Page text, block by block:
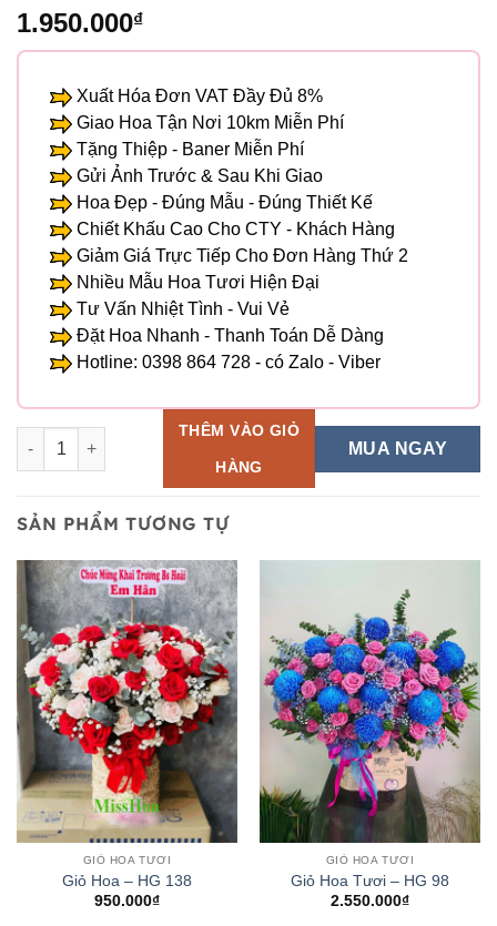
1.950.000₫
Xuất Hóa Đơn VAT Đầy Đủ 8%
Giao Hoa Tận Nơi 10km Miễn Phí
Tặng Thiệp - Baner Miễn Phí
Gửi Ảnh Trước & Sau Khi Giao
Hoa Đẹp - Đúng Mẫu - Đúng Thiết Kế
Chiết Khấu Cao Cho CTY - Khách Hàng
Giảm Giá Trực Tiếp Cho Đơn Hàng Thứ 2
Nhiều Mẫu Hoa Tươi Hiện Đại
Tư Vấn Nhiệt Tình - Vui Vẻ
Đặt Hoa Nhanh - Thanh Toán Dễ Dàng
Hotline: 0398 864 728 - có Zalo - Viber
Giỏ Hoa Tươi - HG 05 số lượng
THÊM VÀO GIỎ
HÀNG
MUA NGAY
SẢN PHẨM TƯƠNG TỰ
GIỎ HOA TƯƠI
Giỏ Hoa – HG 138
950.000₫
GIỎ HOA TƯƠI
Giỏ Hoa Tươi – HG 98
2.550.000₫